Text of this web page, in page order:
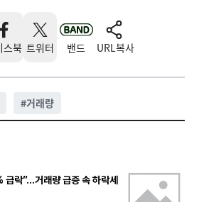
스북 트위터 밴드 URL복사
#거래량
락”…거래량 급증 속 하락세